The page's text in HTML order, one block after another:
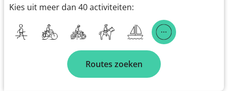
Kies uit meer dan 40 activiteiten:
Routes zoeken